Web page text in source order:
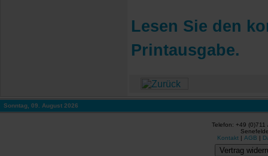
Lesen Sie den
Printausgabe.
Sonntag, 09. August 2026
Telefon: +49
Kontakt | AGB |
Vertrag